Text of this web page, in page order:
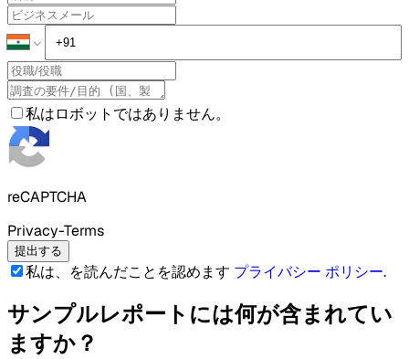
私はロボットではありません。
reCAPTCHA
Privacy-Terms
提出する
私は、を読んだことを認めます プライバシー ポリシー.
サンプルレポートには何が含まれてい
ますか？